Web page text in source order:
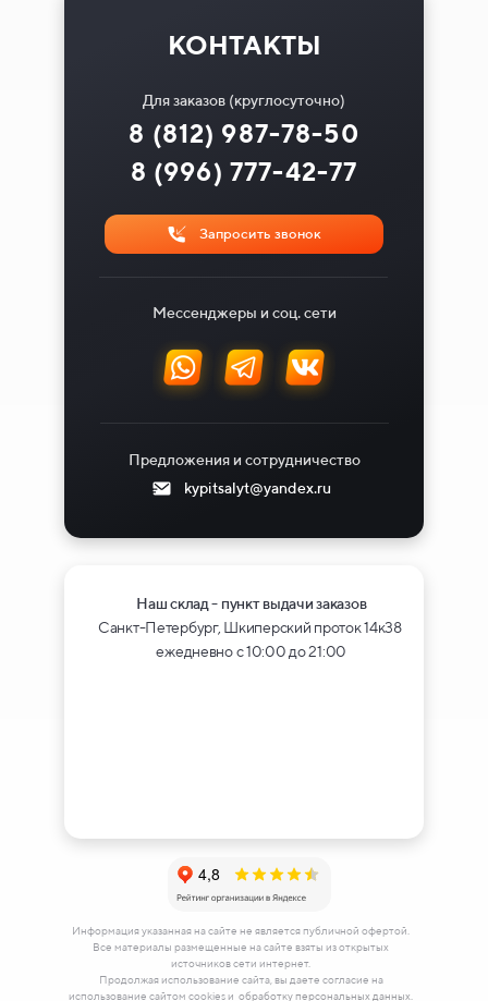
КОНТАКТЫ
Для заказов (круглосуточно)
8 (996) 777-42-77
8 (812) 987-78-50
Запросить звонок
Мессенджеры и соц. сети
Предложения и сотрудничество
kypitsalyt@yandex.ru
Наш склад - пункт выдачи заказов
Санкт-Петербург, Шкиперский проток 14к38
ежедневно с 10:00 до 21:00
Информация указанная на сайте не является публичной офертой.
Все материалы размещенные на сайте взяты из открытых
источников сети интернет.
Продолжая использование сайта, вы даете согласие на
использование сайтом cookies и обработку персональных данных.